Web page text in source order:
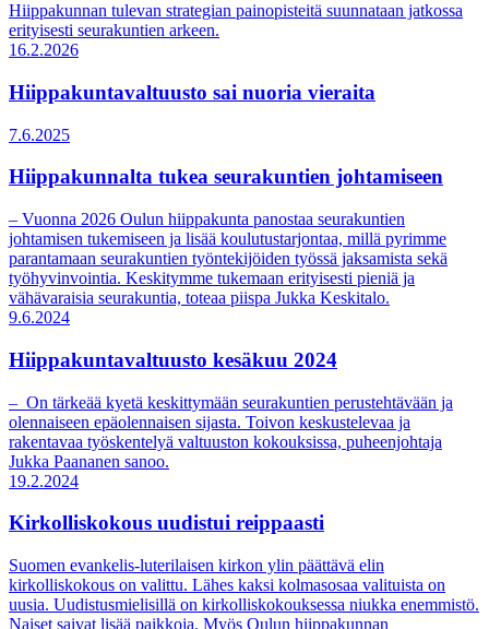
Hiippakunnan tulevan strategian painopisteitä suunnataan jatkossa
erityisesti seurakuntien arkeen.
16.2.2026
Hiippakuntavaltuusto sai nuoria vieraita
7.6.2025
Hiippakunnalta tukea seurakuntien johtamiseen
– Vuonna 2026 Oulun hiippakunta panostaa seurakuntien
johtamisen tukemiseen ja lisää koulutustarjontaa, millä pyrimme
parantamaan seurakuntien työntekijöiden työssä jaksamista sekä
työhyvinvointia. Keskitymme tukemaan erityisesti pieniä ja
vähävaraisia seurakuntia, toteaa piispa Jukka Keskitalo.
9.6.2024
Hiippakuntavaltuusto kesäkuu 2024
– On tärkeää kyetä keskittymään seurakuntien perustehtävään ja
olennaiseen epäolennaisen sijasta. Toivon keskustelevaa ja
rakentavaa työskentelyä valtuuston kokouksissa, puheenjohtaja
Jukka Paananen sanoo.
19.2.2024
Kirkolliskokous uudistui reippaasti
Suomen evankelis-luterilaisen kirkon ylin päättävä elin
kirkolliskokous on valittu. Lähes kaksi kolmasosaa valituista on
uusia. Uudistusmielisillä on kirkolliskokouksessa niukka enemmistö.
Naiset saivat lisää paikkoja. Myös Oulun hiippakunnan